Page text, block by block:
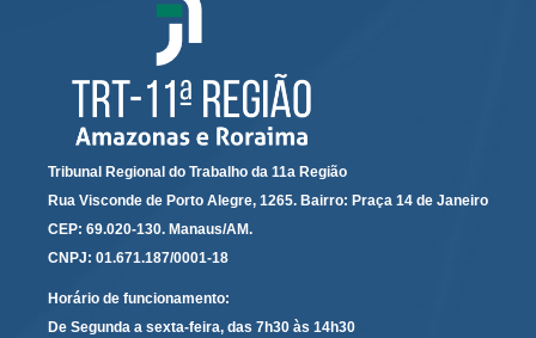
Sites Institucionais
Biblioteca
Centro de Memória
Educação a distância
Escola Judicial
Tribunal Regional do Trabalho da 11a Região
Rua Visconde de Porto Alegre, 1265. Bairro: Praça 14 de Janeiro
CEP: 69.020-130. Manaus/AM.
CNPJ: 01.671.187/0001-18
Horário de funcionamento:
De Segunda a sexta-feira, das 7h30 às 14h30